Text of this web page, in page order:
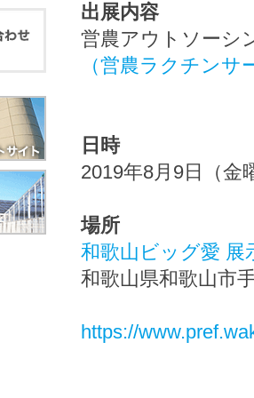
出展内容
営農アウトソーシ
（営農ラクチンサ
日時
2019年8月9日（金
場所
和歌山ビッグ愛 展
和歌山県和歌山市
https://